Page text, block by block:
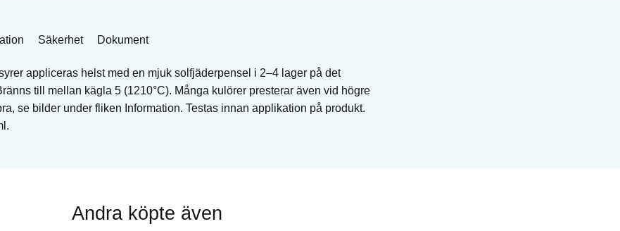
Säkerhet Dokument
appliceras helst med en mjuk solfjäderpensel i 2–4 lager på det
till mellan kägla 5 (1210°C). Många kulörer presterar även vid högre
se bilder under fliken Information. Testas innan applikation på produkt.
Andra köpte även